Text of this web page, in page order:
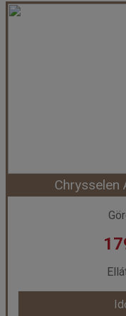
Gardenia
Chrysselen